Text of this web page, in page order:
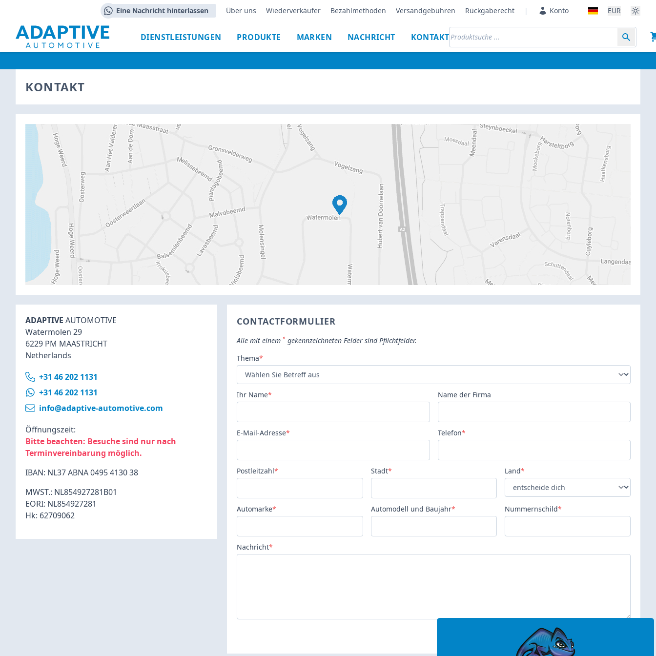
Eine Nachricht hinterlassen Über uns Wiederverkäufer Bezahlmethoden Versandgebühren Rückgaberecht | Konto EUR
DIENSTLEISTUNGEN PRODUKTE MARKEN NACHRICHT KONTAKT
KONTAKT
ADAPTIVE AUTOMOTIVE
Watermolen 29
6229 PM MAASTRICHT
Netherlands
+31 46 202 1131
+31 46 202 1131
info@adaptive-automotive.com
Öffnungszeit:
Bitte beachten: Besuche sind nur nach
Terminvereinbarung möglich.
IBAN: NL37 ABNA 0495 4130 38
MWST.: NL854927281B01
EORI: NL854927281
Hk: 62709062
CONTACTFORMULIER
Alle mit einem * gekennzeichneten Felder sind Pflichtfelder.
Thema*
Ihr Name* Name der Firma
E-Mail-Adresse* Telefon*
Postleitzahl* Stadt* Land*
Automarke* Automodell und Baujahr* Nummernschild*
Nachricht*
NACHRICHT SENDEN